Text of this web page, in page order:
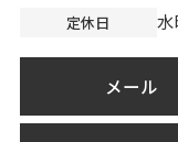
定休日 水
メール